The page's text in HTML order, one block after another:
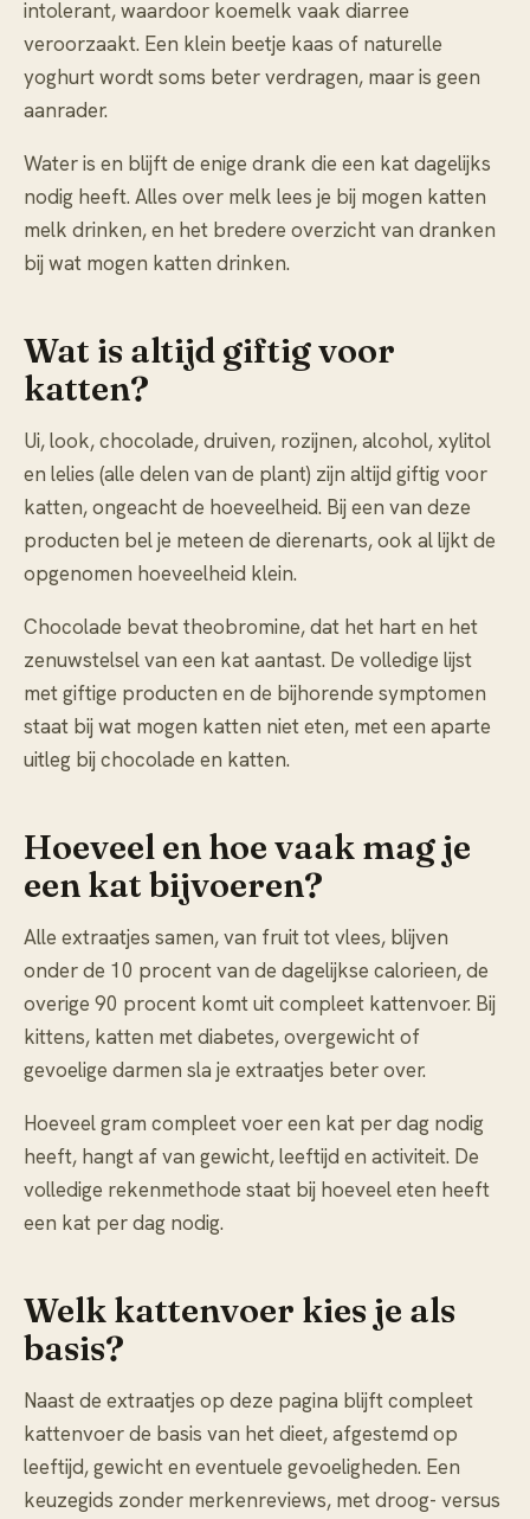
intolerant, waardoor koemelk vaak diarree
veroorzaakt. Een klein beetje kaas of naturelle
yoghurt wordt soms beter verdragen, maar is geen
aanrader.
Water is en blijft de enige drank die een kat dagelijks
nodig heeft. Alles over melk lees je bij mogen katten
melk drinken, en het bredere overzicht van dranken
bij wat mogen katten drinken.
Wat is altijd giftig voor
katten?
Ui, look, chocolade, druiven, rozijnen, alcohol, xylitol
en lelies (alle delen van de plant) zijn altijd giftig voor
katten, ongeacht de hoeveelheid. Bij een van deze
producten bel je meteen de dierenarts, ook al lijkt de
opgenomen hoeveelheid klein.
Chocolade bevat theobromine, dat het hart en het
zenuwstelsel van een kat aantast. De volledige lijst
met giftige producten en de bijhorende symptomen
staat bij wat mogen katten niet eten, met een aparte
uitleg bij chocolade en katten.
Hoeveel en hoe vaak mag je
een kat bijvoeren?
Alle extraatjes samen, van fruit tot vlees, blijven
onder de 10 procent van de dagelijkse calorieen, de
overige 90 procent komt uit compleet kattenvoer. Bij
kittens, katten met diabetes, overgewicht of
gevoelige darmen sla je extraatjes beter over.
Hoeveel gram compleet voer een kat per dag nodig
heeft, hangt af van gewicht, leeftijd en activiteit. De
volledige rekenmethode staat bij hoeveel eten heeft
een kat per dag nodig.
Welk kattenvoer kies je als
basis?
Naast de extraatjes op deze pagina blijft compleet
kattenvoer de basis van het dieet, afgestemd op
leeftijd, gewicht en eventuele gevoeligheden. Een
keuzegids zonder merkenreviews, met droog- versus